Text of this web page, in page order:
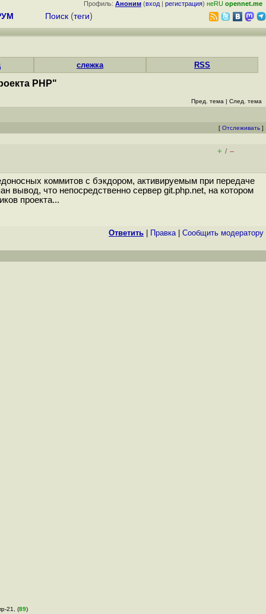
Профиль: Аноним (вход | регистрация) неRU opennet.me
Поиск (теги)
слежка RSS
PHP"
Пред. тема | След. тема
[ Отслеживать ]
+ / –
коммитов с бэкдором, активируемым при передаче
что непосредственно сервер git.php.net, на котором
проекта...
Ответить Правка| Cообщить модератору
21, (89)